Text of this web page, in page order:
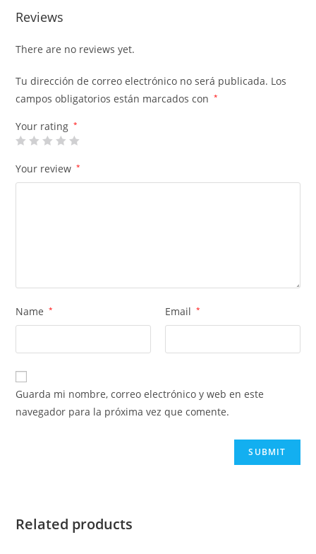
Reviews
There are no reviews yet.
Tu dirección de correo electrónico no será publicada. Los
campos obligatorios están marcados con
*
Your rating *
Your review *
Name * Email *
Guarda mi nombre, correo electrónico y web en este
navegador para la próxima vez que comente.
Related products